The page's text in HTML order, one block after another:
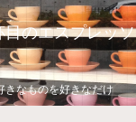
目のエスプレッソ
きなものを好きなだけ